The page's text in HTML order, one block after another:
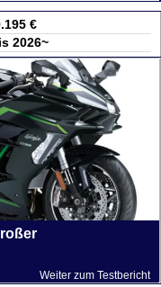
€
2026~
Weiter zum Testbericht